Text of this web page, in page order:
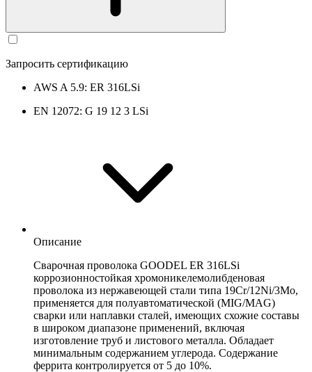
Запросить сертификацию
AWS A 5.9: ER 316LSi
EN 12072: G 19 12 3 LSi
Описание
Сварочная проволока GOODEL ER 316LSi
коррозионностойкая хромоникелемолибденовая
проволока из нержавеющей стали типа 19Cr/12Ni/3Mo,
применяется для полуавтоматической (MIG/MAG)
сварки или наплавки сталей, имеющих схожие составы
в широком диапазоне применений, включая
изготовление труб и листового металла. Обладает
минимальным содержанием углерода. Содержание
феррита контролируется от 5 до 10%.